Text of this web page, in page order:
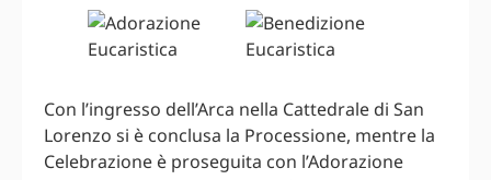
Con l’ingresso dell’Arca nella Cattedrale di San
Lorenzo si è conclusa la Processione, mentre la
Celebrazione è proseguita con l’Adorazione